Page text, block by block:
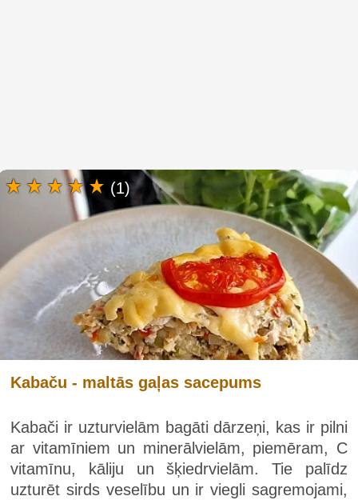
Kabaču - maltās gaļas sacepums
Kabači ir uzturvielām bagāti dārzeņi, kas ir pilni
ar vitamīniem un minerālvielām, piemēram, C
vitamīnu, kāliju un šķiedrvielām. Tie palīdz
uzturēt sirds veselību un ir viegli sagremojami,
(1)